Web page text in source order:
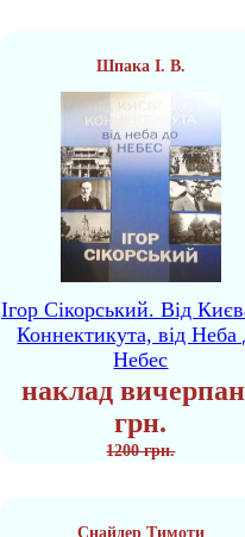
Шпака І. В.
Ігор Сікорський. Від
Коннектикута, від Неба
Небес
наклад
грн.
1200 грн.
Снайдер Тимоти